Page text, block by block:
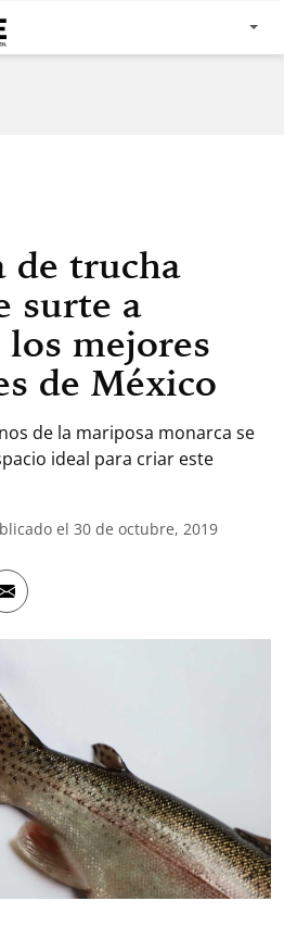
de trucha
surte a
mejores
de México
de la mariposa monarca se
ideal para criar este
el 30 de octubre, 2019